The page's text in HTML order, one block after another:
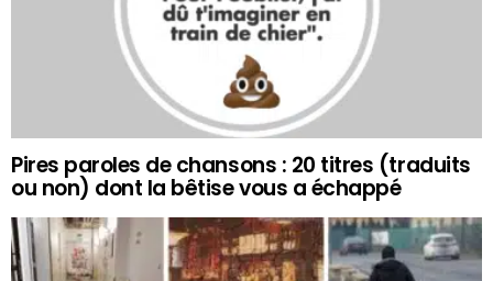
Pires paroles de chansons : 20 titres (traduits
ou non) dont la bêtise vous a échappé